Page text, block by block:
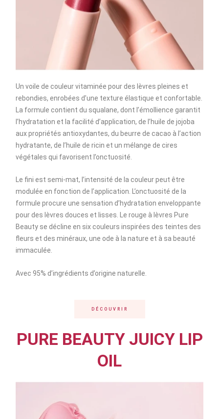
Un voile de couleur vitaminée pour des lèvres pleines et
rebondies, enrobées d’une texture élastique et confortable.
La formule contient du squalane, dont l’émollience garantit
l’hydratation et la facilité d’application, de l’huile de jojoba
aux propriétés antioxydantes, du beurre de cacao à l’action
hydratante, de l’huile de ricin et un mélange de cires
végétales qui favorisent l’onctuosité.
Le fini est semi-mat, l’intensité de la couleur peut être
modulée en fonction de l’application. L’onctuosité de la
formule procure une sensation d’hydratation enveloppante
pour des lèvres douces et lisses. Le rouge à lèvres Pure
Beauty se décline en six couleurs inspirées des teintes des
fleurs et des minéraux, une ode à la nature et à sa beauté
immaculée.
Avec 95% d’ingrédients d’origine naturelle.
DÉCOUVRIR
PURE BEAUTY JUICY LIP
OIL